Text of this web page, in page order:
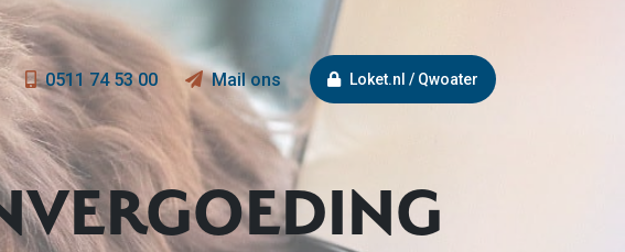
0511 74 53 00 Mail ons Loket.nl / Qwoater